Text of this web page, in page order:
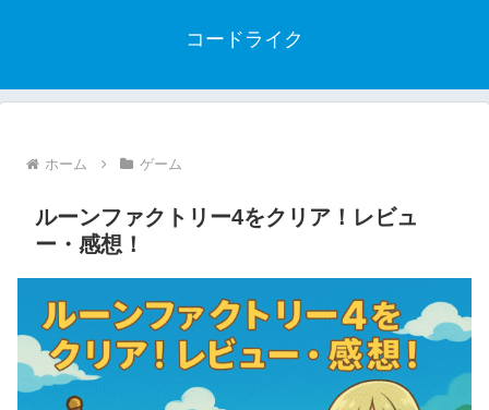
コードライク
ホーム ゲーム
ルーンファクトリー4をクリア！レビュ
ー・感想！